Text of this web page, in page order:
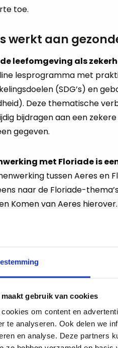
gebruik van cookies
om content en
te analyseren. Ook delen we
en analyse. Deze partners
toe.
werkt aan
leefomgeving als
lesprogramma met
(SDG’s) en
Deze thematische
bijdragen aan een
gegeven.
met Floriade is
tussen Aeres en
naar de Floriade-
Komen van Aeres
dit berichtDeel
Facebook
Deel
X
LinkedIn
Lees
meer
over